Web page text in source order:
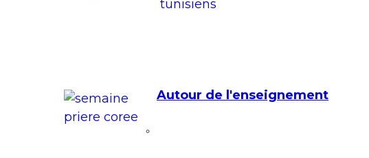
Autour de l'enseignement